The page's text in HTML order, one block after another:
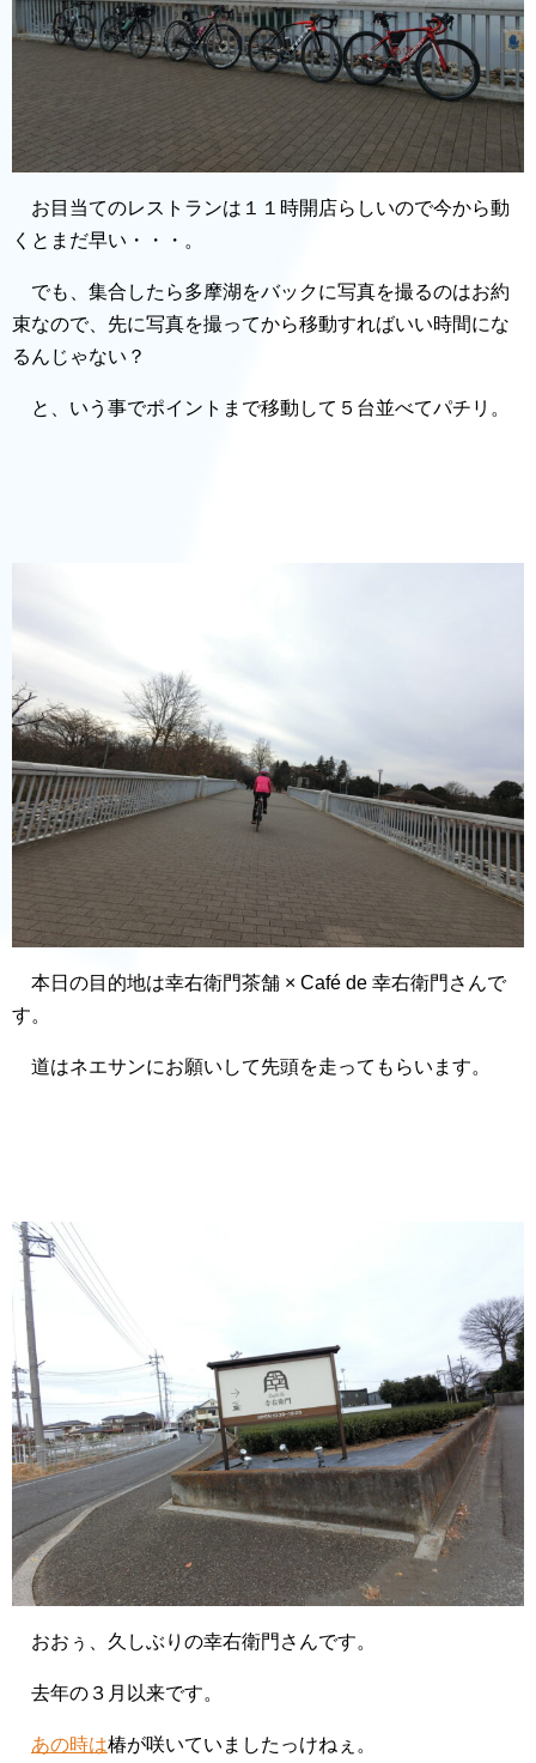
お目当てのレストランは１１時開店らしいので今から動
くとまだ早い・・・。
でも、集合したら多摩湖をバックに写真を撮るのはお約
束なので、先に写真を撮ってから移動すればいい時間にな
るんじゃない？
と、いう事でポイントまで移動して５台並べてパチリ。
本日の目的地は幸右衛門茶舗 × Café de 幸右衛門さんで
す。
道はネエサンにお願いして先頭を走ってもらいます。
おおぅ、久しぶりの幸右衛門さんです。
去年の３月以来です。
あの時は椿が咲いていましたっけねぇ。